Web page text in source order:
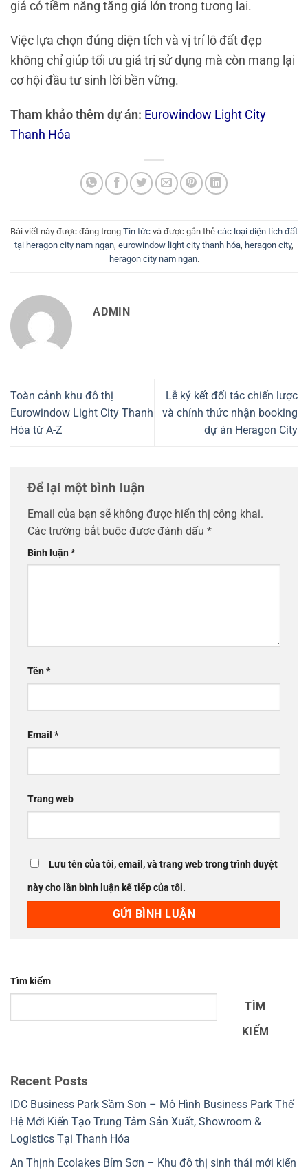
giá có tiềm năng tăng giá lớn trong tương lai.
Việc lựa chọn đúng diện tích và vị trí lô đất đẹp
không chỉ giúp tối ưu giá trị sử dụng mà còn mang lại
cơ hội đầu tư sinh lời bền vững.
Tham khảo thêm dự án: Eurowindow Light City
Thanh Hóa
Bài viết này được đăng trong Tin tức và được gắn thẻ các loại diện tích đất
tại heragon city nam ngạn, eurowindow light city thanh hóa, heragon city,
heragon city nam ngạn.
ADMIN
Toàn cảnh khu đô thị
Eurowindow Light City Thanh
Hóa từ A-Z
Lễ ký kết đối tác chiến lược
và chính thức nhận booking
dự án Heragon City
Để lại một bình luận
Email của bạn sẽ không được hiển thị công khai.
Các trường bắt buộc được đánh dấu *
Bình luận*
Tên*
Email *
Trang web
Lưu tên của tôi, email, và trang web trong trình duyệt
này cho lần bình luận kế tiếp của tôi.
Tìm kiếm
TÌM
KIẾM
Recent Posts
IDC Business Park Sầm Sơn – Mô Hình Business Park Thế
Hệ Mới Kiến Tạo Trung Tâm Sản Xuất, Showroom &
Logistics Tại Thanh Hóa
An Thịnh Ecolakes Bỉm Sơn – Khu đô thị sinh thái mới kiến